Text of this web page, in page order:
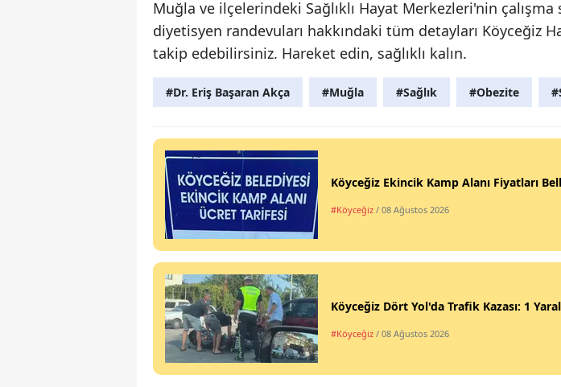
Muğla ve ilçelerindeki Sağlıklı Hayat Merkezleri'nin
diyetisyen randevuları hakkındaki tüm detayları Köyceğiz
takip edebilirsiniz. Hareket edin, sağlıklı kalın.
#Dr. Eriş Başaran Akça #Muğla #Sağlık #Obezite
Köyceğiz Ekincik Kamp Alanı Fiyatları
#Köyceğiz / 08 Ağustos 2026
Köyceğiz Dört Yol'da Trafik Kazası: 1
#Köyceğiz / 08 Ağustos 2026